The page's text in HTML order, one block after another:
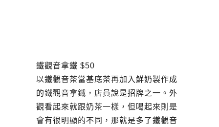
鐵觀音拿鐵 $50
以鐵觀音茶當基底茶再加入鮮奶製作成
的鐵觀音拿鐵，店員說是招牌之一。外
觀看起來就跟奶茶一樣，但喝起來則是
會有很明顯的不同，那就是多了鐵觀音